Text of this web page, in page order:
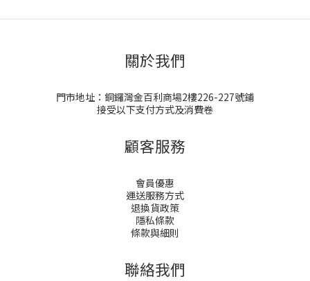
關於我們
門市地址：銅鑼灣金百利商場2樓226-227號鋪
接受以下支付方式及消費卷
顧客服務
會員優惠
運送服務方式
退換貨政策
隱私條款
條款與細則
聯絡我們